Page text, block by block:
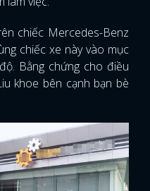
chiếc Mercedes-Benz
chiếc xe này vào mục
Bằng chứng cho điều
khoe bên cạnh bạn bè